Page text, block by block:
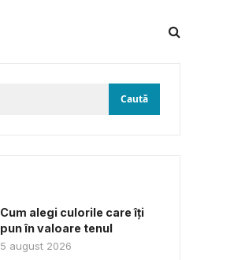
Cum alegi culorile care îți
pun în valoare tenul
5 august 2026